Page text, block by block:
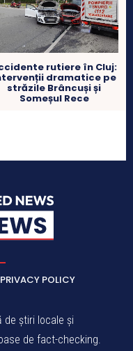
rutiere în Cluj:
dramatice pe
străzile Brâncuși și
Someșul Rece
PRIVACY POLICY
de știri locale și
de fact-checking.